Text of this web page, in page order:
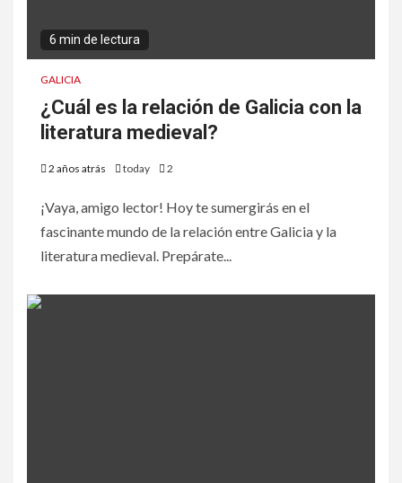
6 min de lectura
GALICIA
¿Cuál es la relación de Galicia con la
literatura medieval?
2 años atrás today 2
¡Vaya, amigo lector! Hoy te sumergirás en el
fascinante mundo de la relación entre Galicia y la
literatura medieval. Prepárate...